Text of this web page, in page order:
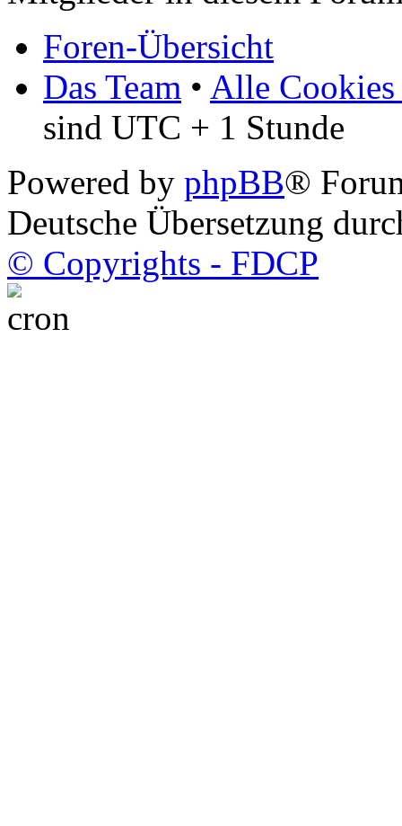
Foren-Übersicht
Das Team • Alle Cookies
sind UTC + 1 Stunde
Powered by phpBB®
Deutsche Übersetzung
© Copyrights - FDCP